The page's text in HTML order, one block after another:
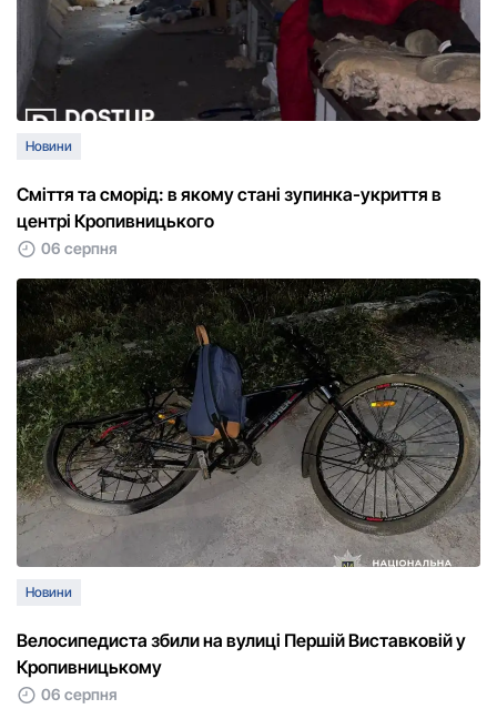
Новини
Сміття та сморід: в якому стані зупинка-укриття в
центрі Кропивницького
06 серпня
Новини
Велосипедиста збили на вулиці Першій Виставковій у
Кропивницькому
06 серпня